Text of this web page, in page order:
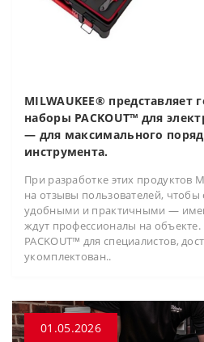
MILWAUKEE® представляет
наборы PACKOUT™ для
— для максимального
инструмента.
При разработке этих продуктов
на отзывы пользователей,
удобными и практичными —
ждут профессионалы на
PACKOUT™ для специалистов,
укомплектован..
01.05.2026